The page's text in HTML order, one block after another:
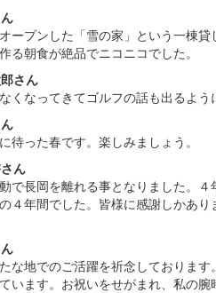
ープンした「雪の家」という一棟
る朝食が絶品でニコニコでした。
さん
くなってきてゴルフの話も出るよ
待った春です。楽しみましょう。
ん
で長岡を離れる事となりました。
４年間でした。皆様に感謝しかあ
な地でのご活躍を祈念しておりま
います。お祝いをせがまれ、私の腕